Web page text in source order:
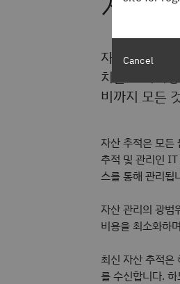
자산 추적은
치를 모니터
비까지 모든
자산 추적은 모든
추적 및 관리인
스를 통해 관리됩
자산 관리의 광범
비용을 최소화하
최신 자산 추적은
를 수신합니다.
Cancel